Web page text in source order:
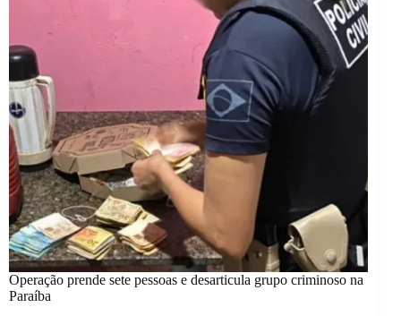
Operação prende sete pessoas e desarticula grupo criminoso na
Paraíba